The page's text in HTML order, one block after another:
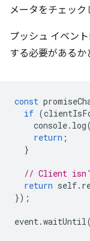
メータをチェック
プッシュ イベン
する必要があるか
const
if (
console. log(
return ;
}
// Client
return self.
});
event.waitUntil(